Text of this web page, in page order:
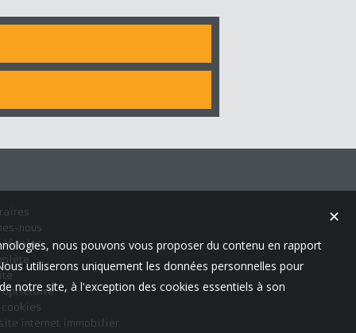
nous
légales
cookies
internet immobilier
✕
nous pouvons vous proposer du contenu en rapport
utiliserons uniquement les données personnelles pour
notre site, à l'exception des cookies essentiels à son